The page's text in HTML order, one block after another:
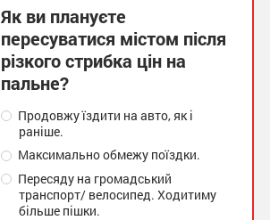
Як ви плануєте
пересуватися містом після
різкого стрибка цін на
пальне?
Продовжу їздити на авто, як і
раніше.
Максимально обмежу поїздки.
Пересяду на громадський
транспорт/ велосипед. Ходитиму
більше пішки.